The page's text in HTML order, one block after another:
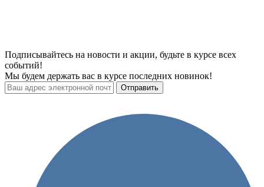
Подписывайтесь на новости и акции, будьте в курсе всех
событий!
Мы будем держать вас в курсе последних новинок!